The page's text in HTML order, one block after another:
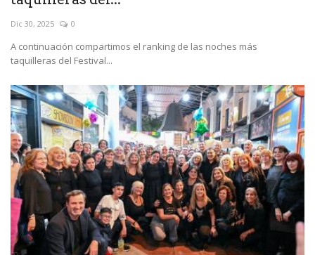
Dic 30, 2025 0
A continuación compartimos el ranking de las noches más
taquilleras del Festival...